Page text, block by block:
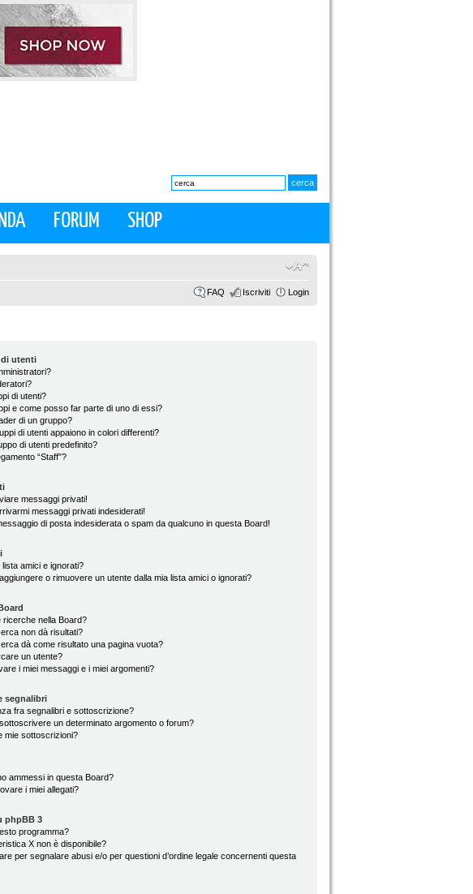
FORUM SHOP
FAQ Iscriviti Login
utenti
di utenti?
e come posso far parte di uno di essi?
di un gruppo?
di utenti appaiono in colori differenti?
di utenti predefinito?
“Staff”?
messaggi privati!
messaggi privati indesiderati!
di posta indesiderata o spam da qualcuno in questa Board!
lista amici e ignorati?
o rimuovere un utente dalla mia lista amici o ignorati?
ricerche nella Board?
non dà risultati?
dà come risultato una pagina vuota?
un utente?
i miei messaggi e i miei argomenti?
segnalibri
fra segnalibri e sottoscrizione?
un determinato argomento o forum?
mie sottoscrizioni?
ammessi in questa Board?
i miei allegati?
phpBB 3
programma?
X non è disponibile?
per segnalare abusi e/o per questioni d’ordine legale concernenti questa